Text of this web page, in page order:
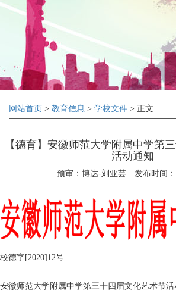
网站首页 > 教育信息 > 学校文件 > 正文
【德育】安徽师范大学附属中学第
活动通知
预审：博达-刘亚芸 发布时间
校德字[2020]12号
安徽师范大学附属中学第三十四届文化艺术节活